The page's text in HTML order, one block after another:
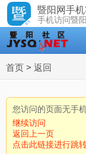
暨阳网手
手机访问暨
首页 > 返回
您访问的页面无手
继续访问
返回上一页
点击此链接进行跳